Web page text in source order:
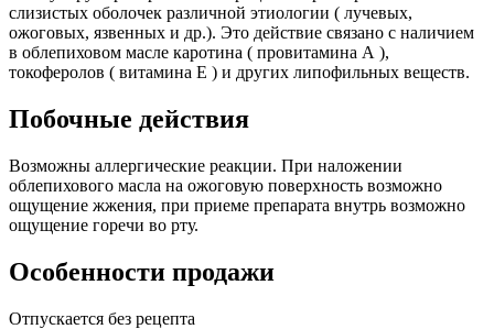
слизистых оболочек различной этиологии ( лучевых,
ожоговых, язвенных и др.). Это действие связано с наличием
в облепиховом масле каротина ( провитамина А ),
токоферолов ( витамина Е ) и других липофильных веществ.
Побочные действия
Возможны аллергические реакции. При наложении
облепихового масла на ожоговую поверхность возможно
ощущение жжения, при приеме препарата внутрь возможно
ощущение горечи во рту.
Особенности продажи
Отпускается без рецепта